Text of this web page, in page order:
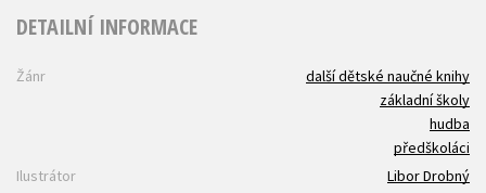
DETAILNÍ INFORMACE
Žánr
další dětské naučné knihy
základní školy
hudba
předškoláci
Ilustrátor
Libor Drobný